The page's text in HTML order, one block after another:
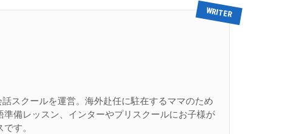
スクールを運営。海外赴任に駐在するママのため
備レッスン、インターやプリスクールにお子様が
す。